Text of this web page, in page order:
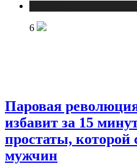
6
Паровая
избавит за 15
простаты, которой
мужчин